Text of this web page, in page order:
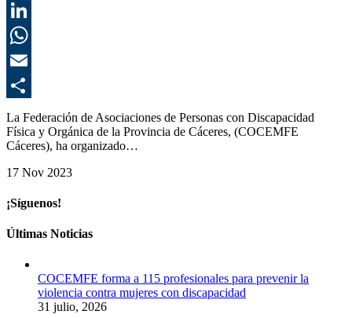
La Federación de Asociaciones de Personas con Discapacidad
Física y Orgánica de la Provincia de Cáceres, (COCEMFE
Cáceres), ha organizado…
17 Nov 2023
¡Síguenos!
Últimas Noticias
COCEMFE forma a 115 profesionales para prevenir la
violencia contra mujeres con discapacidad
31 julio, 2026